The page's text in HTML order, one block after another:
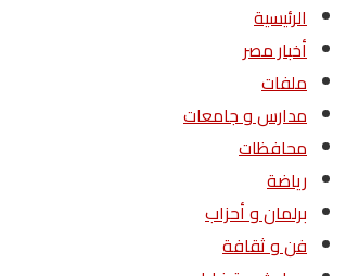
الرئيسية
أخبار مصر
ملفات
مدارس و جامعات
محافظات
رياضة
برلمان و أحزاب
فن و ثقافة